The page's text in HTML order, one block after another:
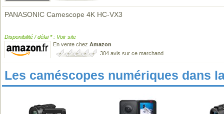
PANASONIC Camescope 4K HC-VX3
Disponibilité / délai * : Voir site
En vente chez Amazon
304 avis sur ce marchand
Les caméscopes numériques dans